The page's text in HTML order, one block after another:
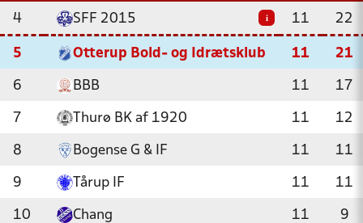
4 SFF 2015 i 11 22
5 Otterup Bold- og Idrætsklub 11 21
6 BBB 11 17
7 Thurø BK af 1920 11 12
8 Bogense G & IF 11 11
9 Tårup IF 11 11
10 Chang 11 9